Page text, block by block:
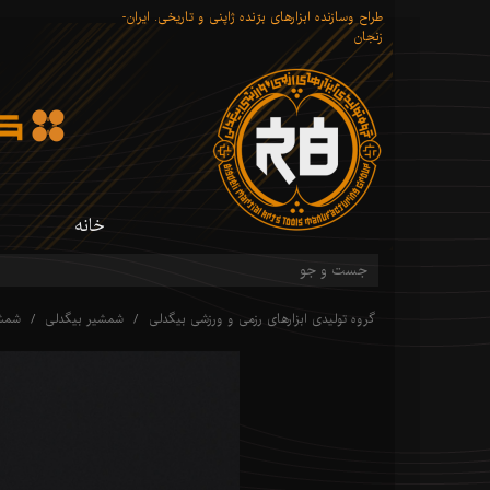
طراح وسازنده ابزارهای برّنده ژاپنی و تاریخی. ایران-
زنجان
خانه
گروه تولیدی ابزارهای رزمی و ورزشی بیگدلی شمشیر بیگدلی